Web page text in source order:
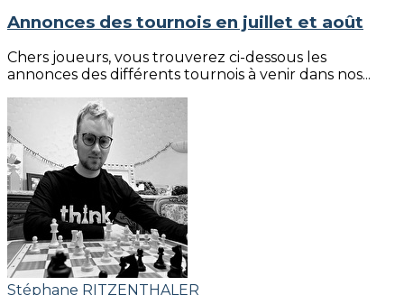
Annonces des tournois en juillet et août
Chers joueurs, vous trouverez ci-dessous les
annonces des différents tournois à venir dans nos...
Stéphane RITZENTHALER